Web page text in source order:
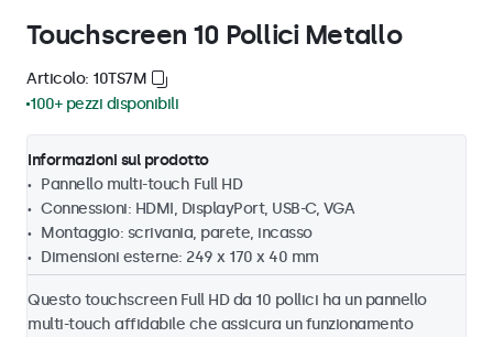
Touchscreen 10 Pollici Metallo
Articolo: 10TS7M
100+ pezzi disponibili
Informazioni sul prodotto
Pannello multi-touch Full HD
Connessioni: HDMI, DisplayPort, USB-C, VGA
Montaggio: scrivania, parete, incasso
Dimensioni esterne: 249 x 170 x 40 mm
Questo touchscreen Full HD da 10 pollici ha un pannello
multi-touch affidabile che assicura un funzionamento